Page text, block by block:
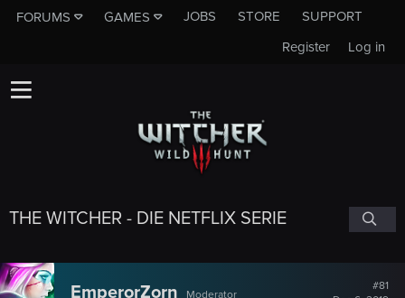
FORUMS GAMES JOBS STORE
SUPPORT
Log in
Register
THE WITCHER - DIE NETFLIX SERIE
EmperorZorn Moderator
#81